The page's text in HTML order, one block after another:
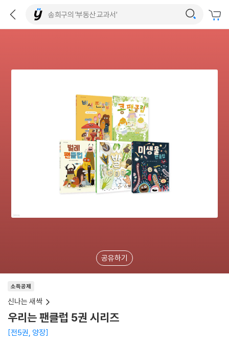
공유하기
소득공제
신나는 새싹
우리는 팬클럽 5권 시리즈
전5권, 양장